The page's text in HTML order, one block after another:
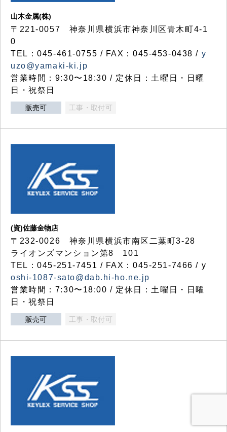
山木金属(株)
〒221-0057 神奈川県横浜市神奈川区青木町4-1
0
TEL：045-461-0755 / FAX：045-453-0438 / y
uzo@yamaki-ki.jp
営業時間：9:30〜18:30 / 定休日：土曜日・日曜
日・祝祭日
販売可 工事・取付可
(資)佐藤金物店
〒232-0026 神奈川県横浜市南区二葉町3-28
ライオンズマンション第8 101
TEL：045-251-7451 / FAX：045-251-7466 / y
oshi-1087-sato@dab.hi-ho.ne.jp
営業時間：7:30〜18:00 / 定休日：土曜日・日曜
日・祝祭日
販売可 工事・取付可